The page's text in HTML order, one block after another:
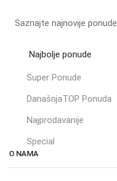
Saznajte najnovije
Najbolje ponude
Super Ponude
DanašnjaTOP Ponuda
Najprodavanije
Special
O NAMA